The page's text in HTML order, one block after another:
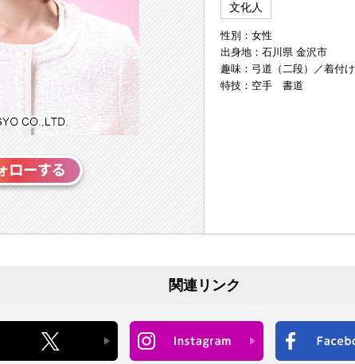
文化人
性別：女性
出身地：石川県 金沢市
趣味：弓道（二段）／着付け
特技：空手 書道
関連リンク